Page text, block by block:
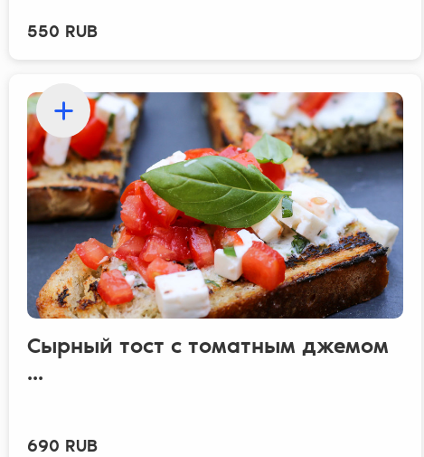
550 RUB
Сырный тост с томатным джемом
...
690 RUB